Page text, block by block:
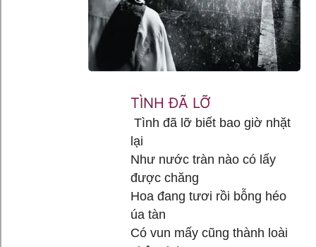
TÌNH ĐÃ LỠ
Tình đã lỡ biết bao giờ nhặt
lại
Như nước tràn nào có lấy
được chăng
Hoa đang tươi rồi bỗng héo
úa tàn
Có vun mấy cũng thành loài